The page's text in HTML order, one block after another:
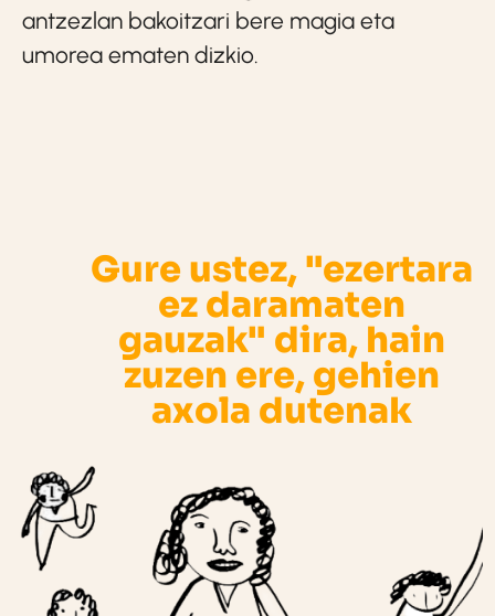
antzezlan bakoitzari bere magia eta
umorea ematen dizkio.
Gure ustez, "ezertara
ez daramaten
gauzak" dira, hain
zuzen ere, gehien
axola dutenak